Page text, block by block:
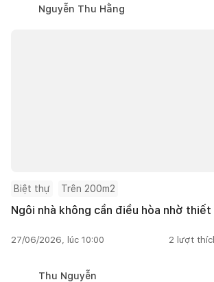
Nguyễn Thu Hằng
Biệt thự Trên 200m2
Ngôi nhà không cần điều hòa nhờ
27/06/2026, lúc 10:00 2 lượt
Thu Nguyễn